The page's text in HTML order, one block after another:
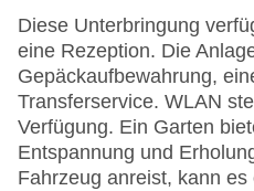
Diese Unterbringung
eine Rezeption. Die
Gepäckaufbewahrung,
Transferservice. WLAN
Verfügung. Ein Garten
Entspannung und
Fahrzeug anreist, kann